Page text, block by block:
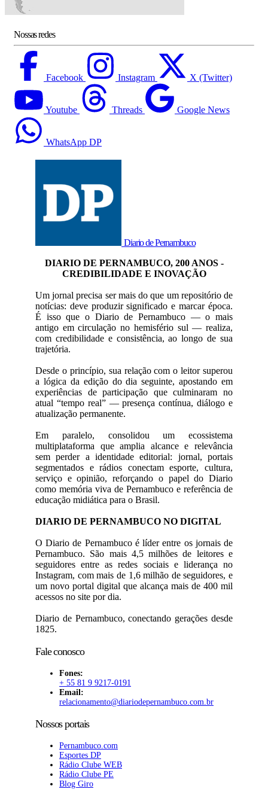
Nossas redes
Facebook Instagram X (Twitter)
Youtube Threads Google News
WhatsApp DP
Diario de Pernambuco
DIARIO DE PERNAMBUCO, 200 ANOS -
CREDIBILIDADE E INOVAÇÃO
Um jornal precisa ser mais do que um repositório de
notícias: deve produzir significado e marcar época.
É isso que o Diario de Pernambuco — o mais
antigo em circulação no hemisfério sul — realiza,
com credibilidade e consistência, ao longo de sua
trajetória.
Desde o princípio, sua relação com o leitor superou
a lógica da edição do dia seguinte, apostando em
experiências de participação que culminaram no
atual “tempo real” — presença contínua, diálogo e
atualização permanente.
Em paralelo, consolidou um ecossistema
multiplataforma que amplia alcance e relevância
sem perder a identidade editorial: jornal, portais
segmentados e rádios conectam esporte, cultura,
serviço e opinião, reforçando o papel do Diario
como memória viva de Pernambuco e referência de
educação midiática para o Brasil.
DIARIO DE PERNAMBUCO NO DIGITAL
O Diario de Pernambuco é líder entre os jornais de
Pernambuco. São mais 4,5 milhões de leitores e
seguidores entre as redes sociais e liderança no
Instagram, com mais de 1,6 milhão de seguidores, e
um novo portal digital que alcança mais de 400 mil
acessos no site por dia.
Diario de Pernambuco, conectando gerações desde
1825.
Fale conosco
Fones:
+ 55 81 9 9217-0191
Email:
relacionamento@diariodepernambuco.com.br
Nossos portais
Pernambuco.com
Esportes DP
Rádio Clube WEB
Rádio Clube PE
Blog Giro